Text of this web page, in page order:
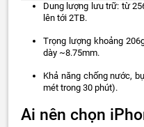
Dung lượng lưu trữ: từ
lên tới 2TB.
Trọng lượng khoảng
dày ~8.75mm.
Khả năng chống nước,
mét trong 30 phút).
Ai nên chọn